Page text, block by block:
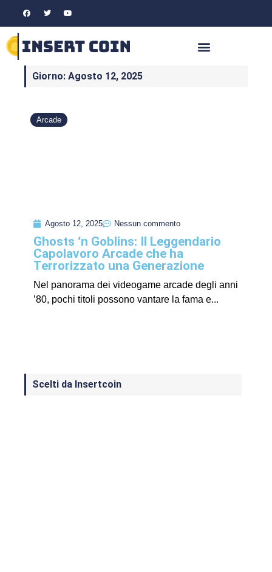
Giorno: Agosto 12, 2025
Arcade
Agosto 12, 2025 Nessun commento
Ghosts ‘n Goblins: Il Leggendario
Capolavoro Arcade che ha
Terrorizzato una Generazione
Nel panorama dei videogame arcade degli anni
’80, pochi titoli possono vantare la fama e...
Scelti da Insertcoin